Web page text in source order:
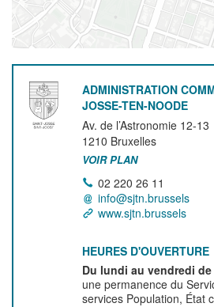
ADMINISTRATION
JOSSE-TEN-NOODE
Av. de l’Astronomie 12-13
1210 Bruxelles
VOIR PLAN
02 220 26 11
info@sjtn.brussels
www.sjtn.brussels
HEURES D'OUVERTURE
Du lundi au vendredi de
une permanence du
services Population, État